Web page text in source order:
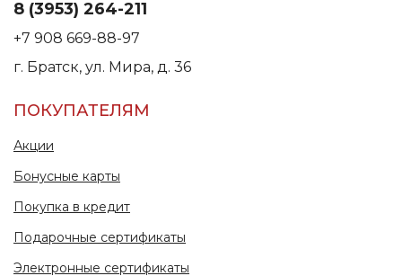
8 (3953) 264-211
+7 908 669-88-97
г. Братск, ул. Мира, д. 36
ПОКУПАТЕЛЯМ
Акции
Бонусные карты
Покупка в кредит
Подарочные сертификаты
Электронные сертификаты